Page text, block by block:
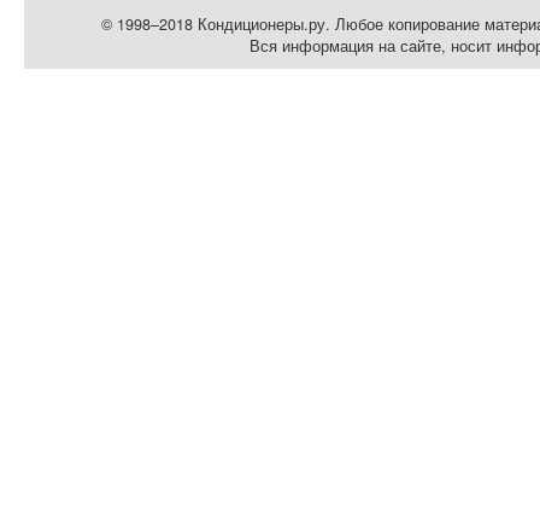
© 1998–2018 Кондиционеры.ру. Любое копирование
Вся информация на сайте, носит